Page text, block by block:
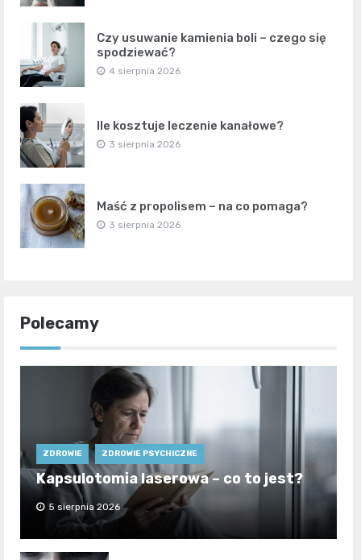
Czy usuwanie kamienia boli – czego się
spodziewać?
4 sierpnia 2026
Ile kosztuje leczenie kanałowe?
3 sierpnia 2026
Maść z propolisem – na co pomaga?
3 sierpnia 2026
Polecamy
ZDROWIE ZDROWIE PSYCHICZNE
Kapsulotomia laserowa – co to jest?
5 sierpnia 2026